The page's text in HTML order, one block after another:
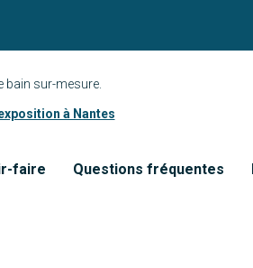
bain sur-mesure.
à Nantes
faire Questions fréquentes